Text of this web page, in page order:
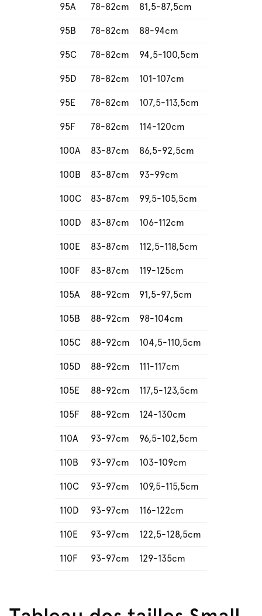
95A 78-82cm 81,5-87,5cm
95B 78-82cm 88-94cm
95C 78-82cm 94,5-100,5cm
95D 78-82cm 101-107cm
95E 78-82cm 107,5-113,5cm
95F 78-82cm 114-120cm
100A 83-87cm 86,5-92,5cm
100B 83-87cm 93-99cm
100C 83-87cm 99,5-105,5cm
100D 83-87cm 106-112cm
100E 83-87cm 112,5-118,5cm
100F 83-87cm 119-125cm
105A 88-92cm 91,5-97,5cm
105B 88-92cm 98-104cm
105C 88-92cm 104,5-110,5cm
105D 88-92cm 111-117cm
105E 88-92cm 117,5-123,5cm
105F 88-92cm 124-130cm
110A 93-97cm 96,5-102,5cm
110B 93-97cm 103-109cm
110C 93-97cm 109,5-115,5cm
110D 93-97cm 116-122cm
110E 93-97cm 122,5-128,5cm
110F 93-97cm 129-135cm